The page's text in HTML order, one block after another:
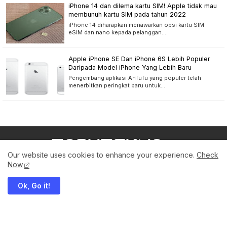
7 Agu 2026
Model AI China mendominasi dunia, dengan lima teratas dari negeri Tirai
Bambu. Inovasi pesat meski ada tekanan dari AS, ...
Rekomendasi
Our website uses cookies to enhance your experience. Check
Now
Ok, Go it!